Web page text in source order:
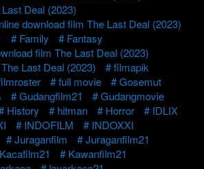
Deal (2023)
download film The Last Deal (2023)
Family
Fantasy
film The Last Deal (2023)
Last Deal (2023)
filmapik
full movie
Gosemut
Gudangfilm21
Gudangmovie
History hitman Horror
IDLIX
INDOFILM
INDOXXI
Juraganfilm
Juraganfilm21
Kacafilm21
Kawanfilm21